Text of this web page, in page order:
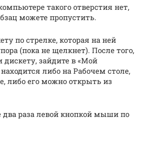
такого отверстия нет,
можете пропустить.
по стрелке, которая на ней
(пока не щелкнет). После того,
дискету, зайдите в «Мой
либо на Рабочем столе,
либо его можно открыть из
раза левой кнопкой мыши по